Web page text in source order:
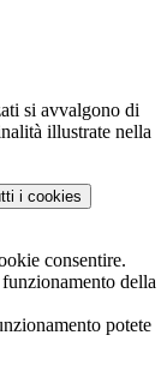
si avvalgono di
illustrate nella
i cookies
consentire.
della
potete